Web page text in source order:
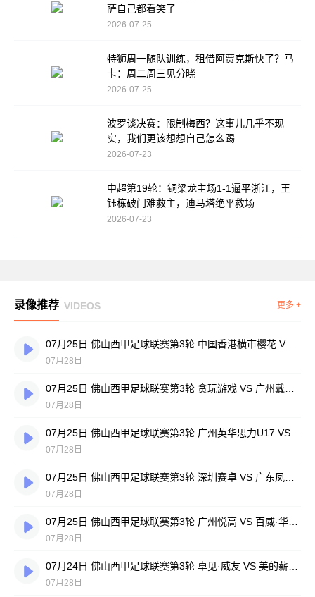
萨自己都看笑了
2026-07-25
特狮周一随队训练，租借阿贾克斯快了？马
卡：周二周三见分晓
2026-07-25
波罗谈决赛：限制梅西？这事儿几乎不现
实，我们更该想想自己怎么踢
2026-07-23
中超第19轮：铜梁龙主场1-1逼平浙江，王
钰栋破门难救主，迪马塔绝平救场
2026-07-23
录像推荐 VIDEOS 更多 +
07月25日 佛山西甲足球联赛第3轮 中国香港横市樱花 VS 吉图省实青年 全场录像
07月28日
07月28日
07月28日
07月28日
07月28日
07月28日